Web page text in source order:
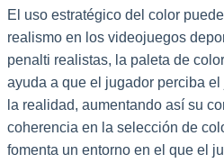
El uso estratégico del color
realismo en los videojuegos
penalti realistas, la paleta de
ayuda a que el jugador perciba
la realidad, aumentando así su
coherencia en la selección de
fomenta un entorno en el que el